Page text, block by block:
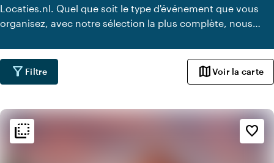
Locaties.nl. Quel que soit le type d'événement que vous
organisez, avec notre sélection la plus complète, nous
Leeuwarden.
filter_alt Filtre mapVoir la carte
flip_to_back favorite_border
flip_to_back Ambiance
info
Basique